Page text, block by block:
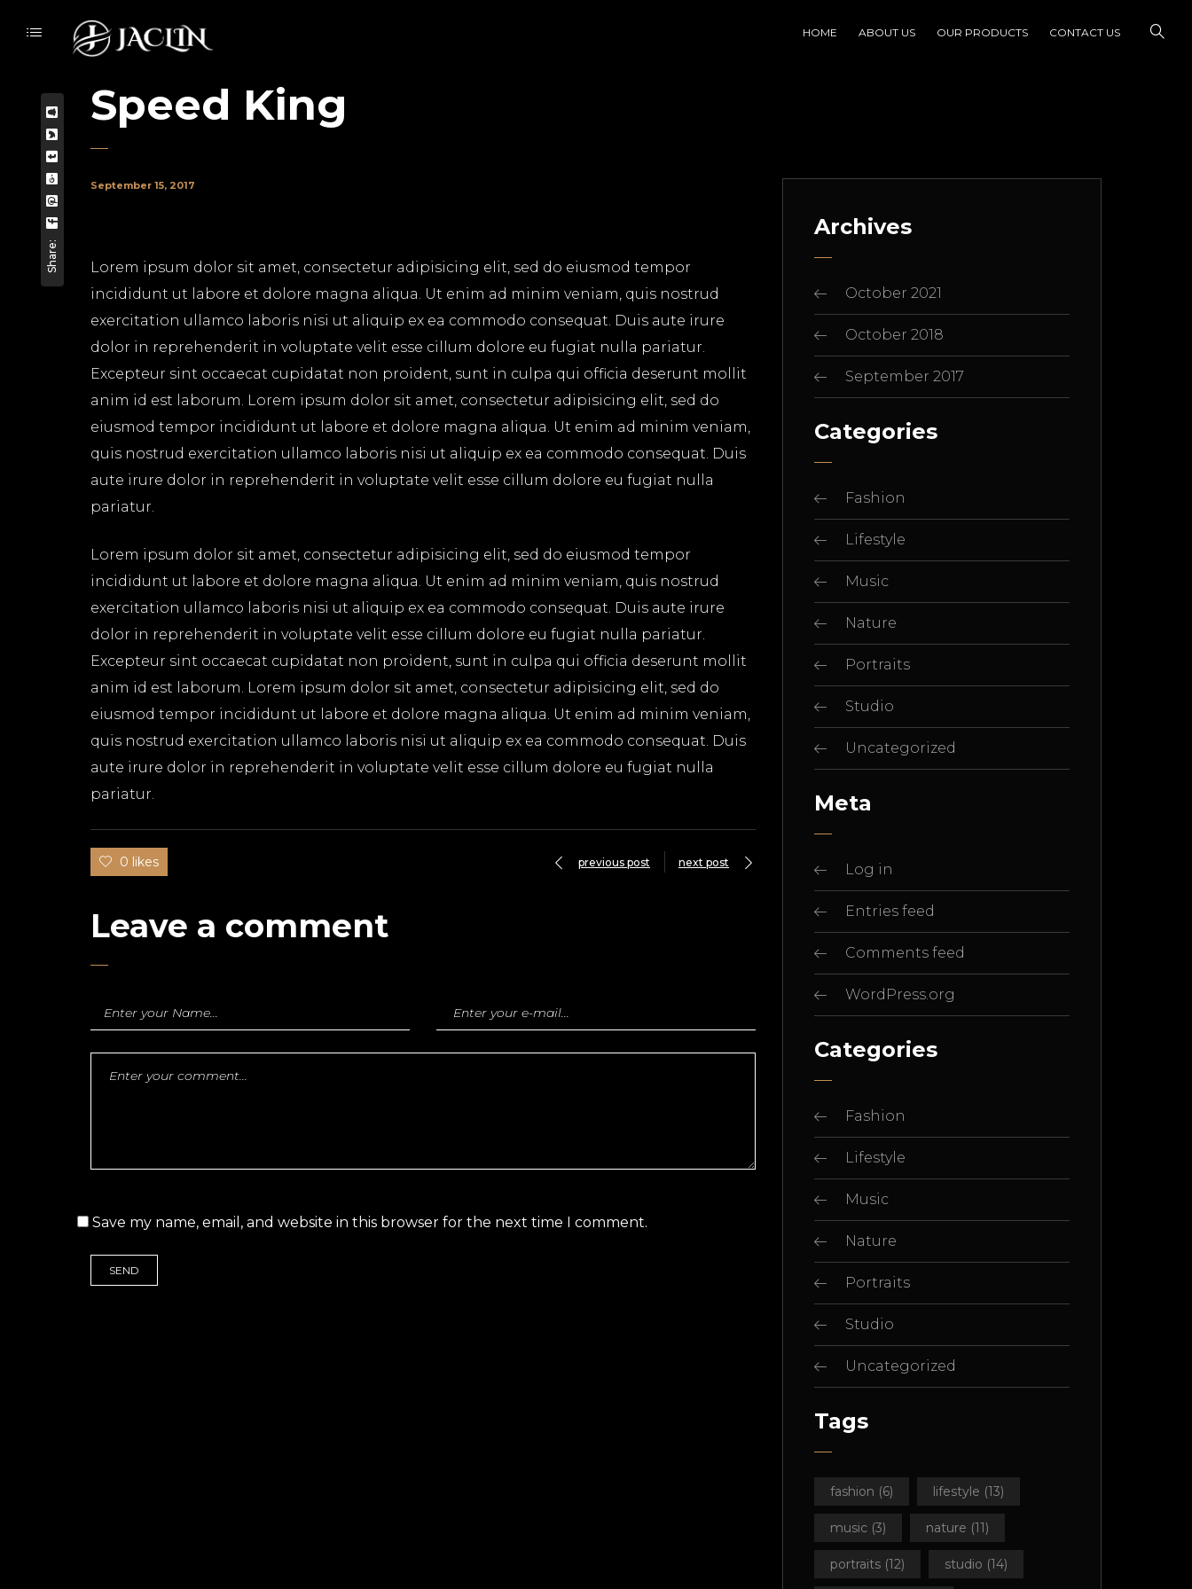
HOME ABOUT US OUR PRODUCTS CONTACT US
Speed King
Share:
September 15, 2017
Lorem ipsum dolor sit amet, consectetur adipisicing elit, sed do eiusmod tempor
incididunt ut labore et dolore magna aliqua. Ut enim ad minim veniam, quis nostrud
exercitation ullamco laboris nisi ut aliquip ex ea commodo consequat. Duis aute irure
dolor in reprehenderit in voluptate velit esse cillum dolore eu fugiat nulla pariatur.
Excepteur sint occaecat cupidatat non proident, sunt in culpa qui officia deserunt mollit
anim id est laborum. Lorem ipsum dolor sit amet, consectetur adipisicing elit, sed do
eiusmod tempor incididunt ut labore et dolore magna aliqua. Ut enim ad minim veniam,
quis nostrud exercitation ullamco laboris nisi ut aliquip ex ea commodo consequat. Duis
aute irure dolor in reprehenderit in voluptate velit esse cillum dolore eu fugiat nulla
pariatur.
Lorem ipsum dolor sit amet, consectetur adipisicing elit, sed do eiusmod tempor
incididunt ut labore et dolore magna aliqua. Ut enim ad minim veniam, quis nostrud
exercitation ullamco laboris nisi ut aliquip ex ea commodo consequat. Duis aute irure
dolor in reprehenderit in voluptate velit esse cillum dolore eu fugiat nulla pariatur.
Excepteur sint occaecat cupidatat non proident, sunt in culpa qui officia deserunt mollit
anim id est laborum. Lorem ipsum dolor sit amet, consectetur adipisicing elit, sed do
eiusmod tempor incididunt ut labore et dolore magna aliqua. Ut enim ad minim veniam,
quis nostrud exercitation ullamco laboris nisi ut aliquip ex ea commodo consequat. Duis
aute irure dolor in reprehenderit in voluptate velit esse cillum dolore eu fugiat nulla
pariatur.
0 likes previous post next post
Leave a comment
Save my name, email, and website in this browser for the next time I comment.
Archives
October 2021
October 2018
September 2017
Categories
Fashion
Lifestyle
Music
Nature
Portraits
Studio
Uncategorized
Meta
Log in
Entries feed
Comments feed
WordPress.org
Categories
Fashion
Lifestyle
Music
Nature
Portraits
Studio
Uncategorized
Tags
fashion (6) lifestyle (13)
music (3) nature (11)
portraits (12) studio (14)